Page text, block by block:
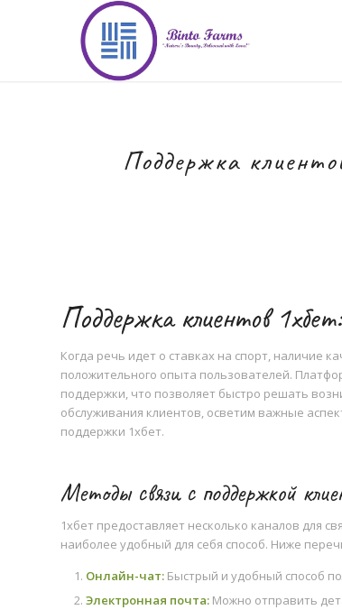
Поддержка
Поддержка клиентов
Когда речь идет о ставках на спорт, наличие
положительного опыта пользователей.
поддержки, что позволяет быстро решать
обслуживания клиентов, осветим важные
поддержки 1хбет.
Методы связи с поддержкой
1хбет предоставляет несколько каналов для
наиболее удобный для себя способ. Ниже
Онлайн-чат: Быстрый и удобный способ
Электронная почта: Можно отправить